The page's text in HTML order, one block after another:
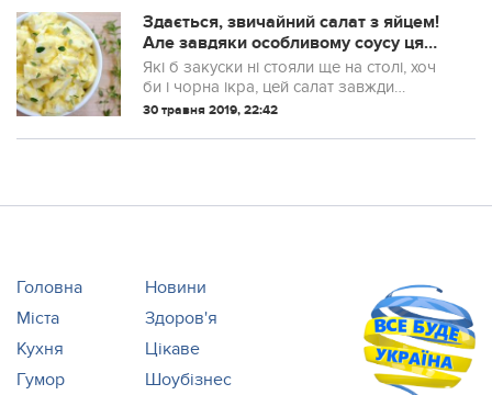
Здається, звичайний салат з яйцем!
Але завдяки особливому соусу ця
страва стане справжнім хітом на
вашій кухні
Які б закуски ні стояли ще на столі, хоч
би і чорна ікра, цей салат завжди
закінчується першим. Цей дачний
обіду на природі. Всього кілька яєць і...
30 травня 2019, 22:42
Головна
Новини
Міста
Здоров'я
Кухня
Цікаве
Гумор
Шоубізнес